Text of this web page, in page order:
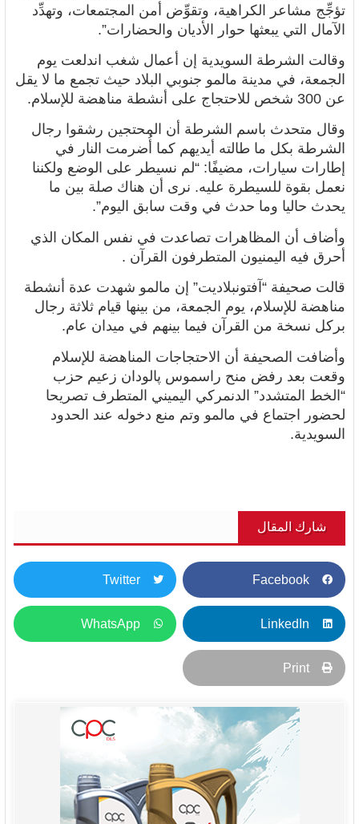
تؤجِّج مشاعر الكراهية، وتقوِّض أمن المجتمعات، وتهدِّد
الآمال التي يبعثها حوار الأديان والحضارات”.
وقالت الشرطة السويدية إن
أعمال شغب اندلعت يوم
الجمعة، في مدينة مالمو جنوبي البلاد حيث تجمع ما لا يقل
عن 300 شخص للاحتجاج على أنشطة مناهضة للإسلام.
وقال متحدث باسم الشرطة أن المحتجين رشقوا رجال
الشرطة بكل ما طالته أيديهم كما أُضرمت النار في
إطارات سيارات، مضيفًا: “لم نسيطر على الوضع ولكننا
نعمل بقوة للسيطرة عليه. نرى أن هناك صلة بين ما
يحدث حاليا وما حدث في وقت سابق اليوم”.
وأضاف أن المظاهرات تصاعدت في نفس المكان الذي
أحرق فيه اليمنيون المتطرفون القرآن .
قالت صحيفة “آفتونبلاديت” إن مالمو شهدت عدة أنشطة
مناهضة للإسلام، يوم الجمعة، من بينها قيام ثلاثة رجال
بركل نسخة من القرآن فيما بينهم في ميدان عام.
وأضافت الصحيفة أن الاحتجاجات المناهضة للإسلام
وقعت بعد رفض منح راسموس پالودان زعيم حزب
“الخط المتشدد” الدنمركي اليميني المتطرف تصريحا
لحضور اجتماع في مالمو وتم منع دخوله عند الحدود
السويدية.
شارك المقال
Facebook
Twitter
LinkedIn
WhatsApp
Print